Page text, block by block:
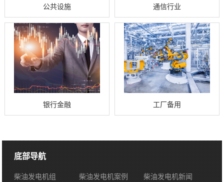
公共设施 通信行业
银行金融 工厂备用
底部导航
柴油发电机组 柴油发电机案例
柴油发电机新闻